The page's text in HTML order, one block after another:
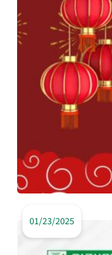
01/23/2025